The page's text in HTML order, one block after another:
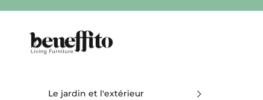
beneffito.com
Le jardin et l'extérieur